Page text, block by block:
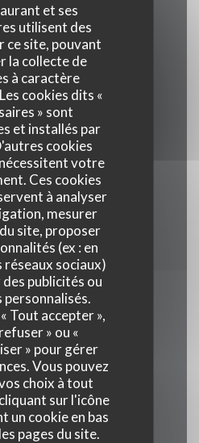
et ses
utilisent des
ce site, pouvant
la collecte de
à caractère
cookies dits «
» sont
et installés par
cookies
votre
Ces cookies
à analyser
mesurer
site, proposer
(ex : en
réseaux sociaux)
publicités ou
personnalisés.
Tout accepter »,
» ou «
» pour gérer
Vous pouvez
choix à tout
sur l'icône
un cookie en bas
pages du site.
Traditionnelle
Privatisation
de paiement
Carte Bleue
-Mar
Fermé